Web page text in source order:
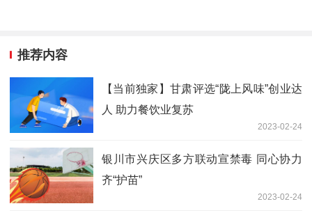
推荐内容
【当前独家】甘肃评选“陇上风味”创业达
人 助力餐饮业复苏
2023-02-24
银川市兴庆区多方联动宣禁毒 同心协力
齐“护苗”
2023-02-24